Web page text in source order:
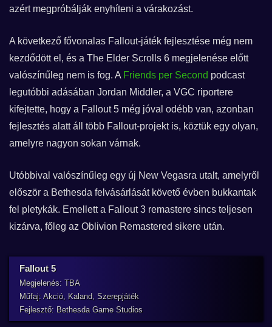
azért megpróbálják enyhíteni a várakozást.
A következő fővonalas Fallout-játék fejlesztése még nem
kezdődött el, és a The Elder Scrolls 6 megjelenése előtt
valószínűleg nem is fog. A Friends per Second podcast
legutóbbi adásában Jordan Middler, a VGC riportere
kifejtette, hogy a Fallout 5 még jóval odébb van, azonban
fejlesztés alatt áll több Fallout-projekt is, köztük egy olyan,
amelyre nagyon sokan várnak.
Utóbbival valószínűleg egy új New Vegasra utalt, amelyről
először a Bethesda felvásárlását követő évben bukkantak
fel pletykák. Emellett a Fallout 3 remastere sincs teljesen
kizárva, főleg az Oblivion Remastered sikere után.
Fallout 5
Megjelenés: TBA
Műfaj: Akció, Kaland, Szerepjáték
Fejlesztő: Bethesda Game Studios